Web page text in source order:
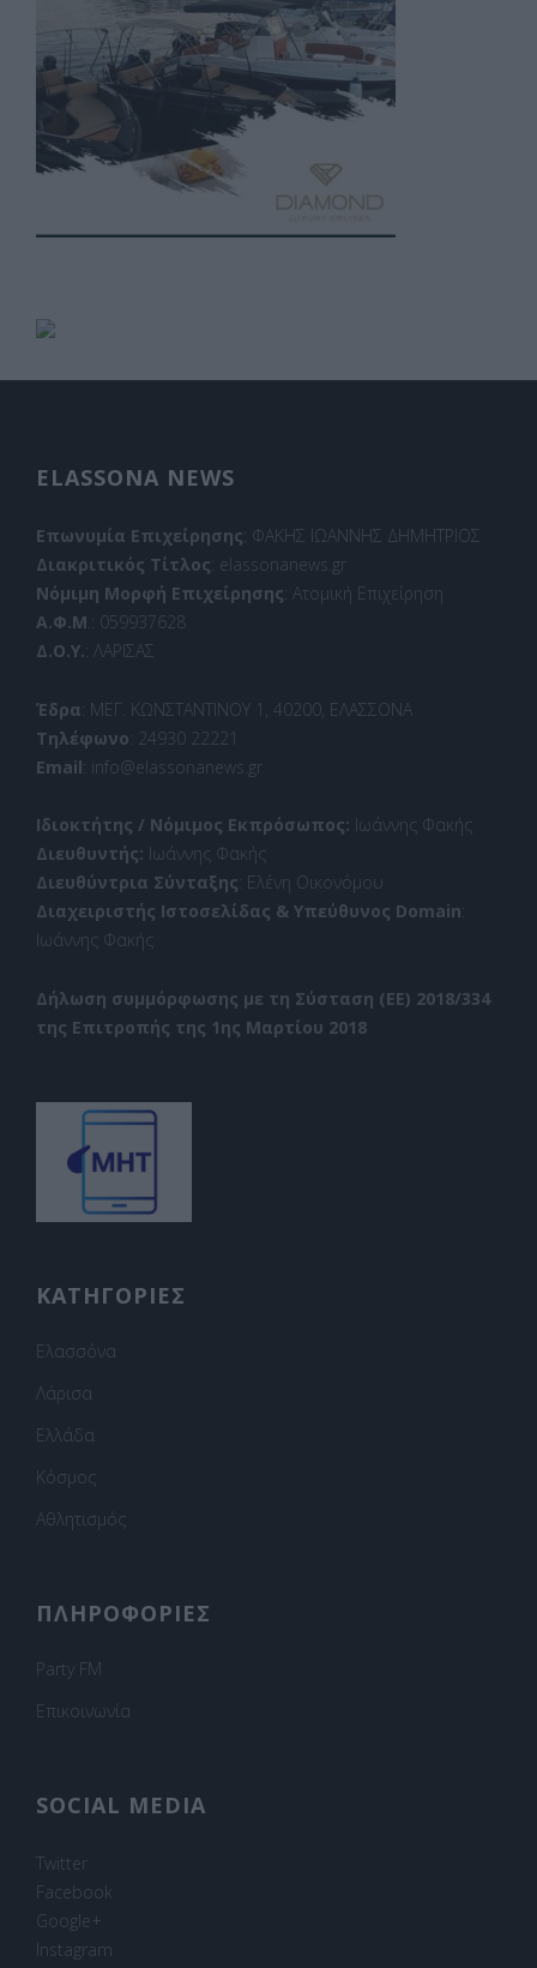
ELASSONA NEWS
Επωνυμία Επιχείρησης: ΦΑΚΗΣ ΙΩΑΝΝΗΣ ΔΗΜΗΤΡΙΟΣ
Διακριτικός Τίτλος: elassonanews.gr
Νόμιμη Μορφή Επιχείρησης: Ατομική Επιχείρηση
Α.Φ.Μ.: 059937628
Δ.Ο.Υ.: ΛΑΡΙΣΑΣ
Έδρα: ΜΕΓ. ΚΩΝΣΤΑΝΤΙΝΟΥ 1, 40200, ΕΛΑΣΣΟΝΑ
Τηλέφωνο: 24930 22221
Email: info@elassonanews.gr
Ιδιοκτήτης / Νόμιμος Εκπρόσωπος: Ιωάννης Φακής
Διευθυντής: Ιωάννης Φακής
Διευθύντρια Σύνταξης: Ελένη Οικονόμου
Διαχειριστής Ιστοσελίδας & Υπεύθυνος Domain:
Ιωάννης Φακής
Δήλωση συμμόρφωσης με τη Σύσταση (ΕΕ) 2018/334
της Επιτροπής της 1ης Μαρτίου 2018
ΚΑΤΗΓΟΡΙΕΣ
Ελασσόνα
Λάρισα
Ελλάδα
Κόσμος
Αθλητισμός
ΠΛΗΡΟΦΟΡΙΕΣ
Party FM
Επικοινωνία
SOCIAL MEDIA
Twitter
Facebook
Google+
Instagram